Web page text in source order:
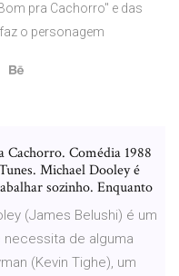
pra Cachorro" e das
o personagem
Comédia 1988
Michael Dooley é
sozinho. Enquanto
(James Belushi) é um
de alguma
(Kevin Tighe), um